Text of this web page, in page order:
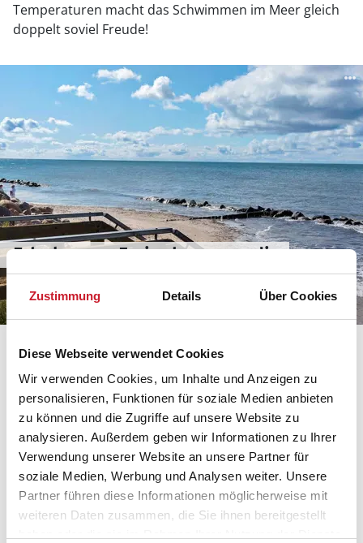
Zustimmung Details Über Cookies
Diese Webseite verwendet Cookies
Wir verwenden Cookies, um Inhalte und Anzeigen zu
personalisieren, Funktionen für soziale Medien anbieten
zu können und die Zugriffe auf unsere Website zu
analysieren. Außerdem geben wir Informationen zu Ihrer
Verwendung unserer Website an unsere Partner für
soziale Medien, Werbung und Analysen weiter. Unsere
Partner führen diese Informationen möglicherweise mit
weiteren Daten zusammen, die Sie ihnen bereitgestellt
Temperaturen macht das Schwimmen im Meer gleich
doppelt soviel Freude!
Erholsames Ferienhausparadies
Råbylille Strand
Ursprünglich gehörte der Råbylille Strand zum kleinen
Weiler Råbylille. Dieser befindet sich etwa 2 km
nördlich des heutigen Ferienortes. Nach dem 2.
Weltkrieg wurden Sommerhäuser in Dänemark immer
beliebter. So entwickelte sich zum Strand hin ein Netz
von unbefestigten Straßen, welches die Chalets auch
heute noch miteinander verbindet. Unsere
gemütlichenFerienhäuser in Råbylille Strandsind